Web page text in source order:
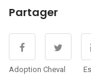
Partager
Adoption Cheval